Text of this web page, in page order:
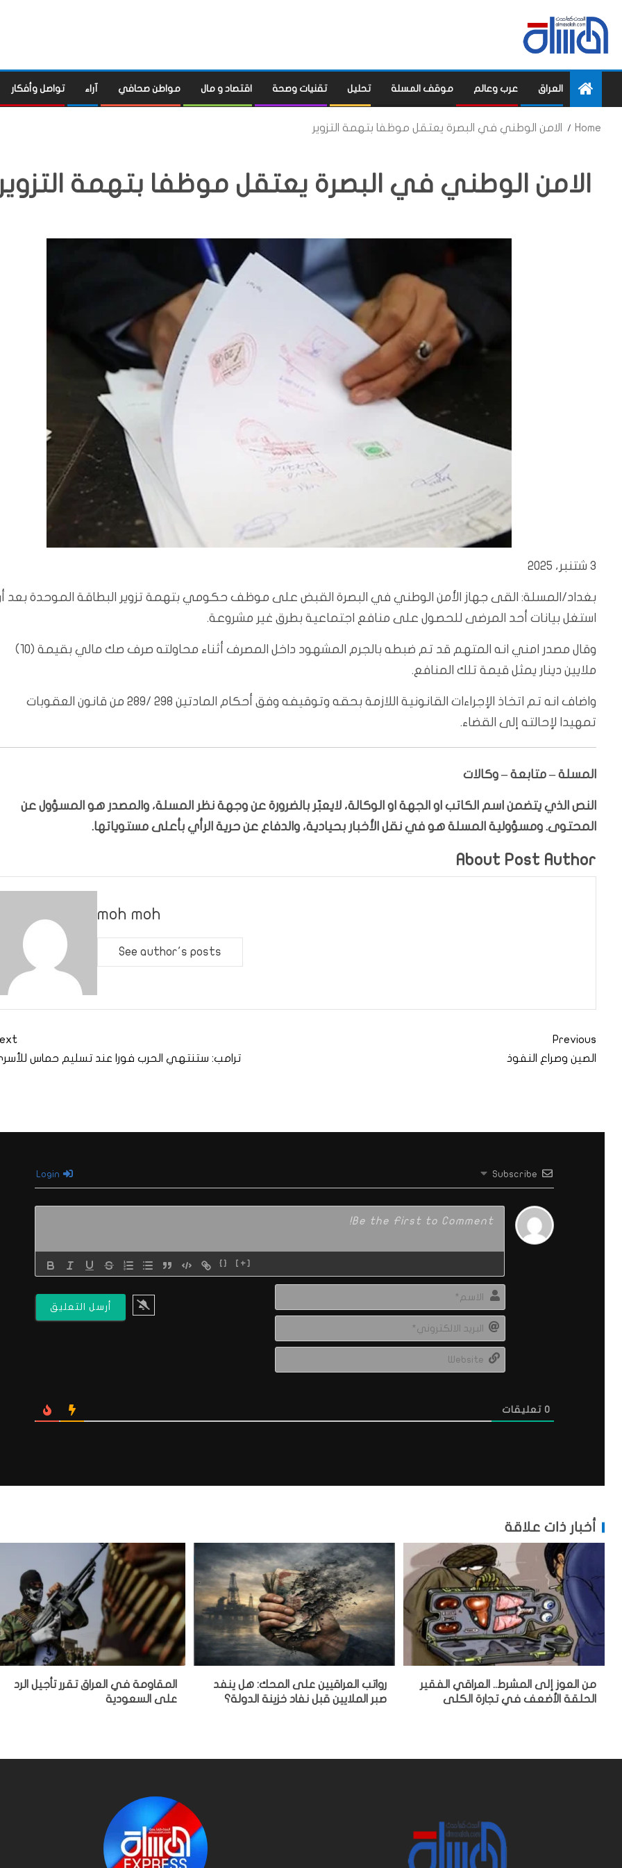
العراق عرب وعالم موقف المسلة تحليل تقنيات وصحة اقتصاد و مال مواطن صحافي آراء تواصل وأفكار
Home الامن الوطني في البصرة يعتقل موظفا بتهمة التزوير
الامن الوطني في البصرة يعتقل موظفا بتهمة
3 شتنبر، 2025
بغداد/المسلة: القى جهاز الأمن الوطني في البصرة القبض على موظف حكومي بتهمة تزوير البطاقة الموحدة بعد
استغل بيانات أحد المرضى للحصول على منافع اجتماعية بطرق غير مشروعة.
وقال مصدر امني انه المتهم قد تم ضبطه بالجرم المشهود داخل المصرف أثناء محاولته صرف صك مالي بقيمة (10)
ملايين دينار يمثل قيمة تلك المنافع.
واضاف انه تم اتخاذ الإجراءات القانونية اللازمة بحقه وتوقيفه وفق أحكام المادتين 298 /289 من قانون العقوبات
تمهيدا لإحالته إلى القضاء.
المسلة – متابعة – وكالات
النص الذي يتضمن اسم الكاتب او الجهة او الوكالة، لايعبّر بالضرورة عن وجهة نظر المسلة، والمصدر هو المسؤول عن
المحتوى. ومسؤولية المسلة هو في نقل الأخبار بحيادية، والدفاع عن حرية الرأي بأعلى مستوياتها.
About Post Author
moh moh
See author's posts
Previous
الصين وصراع النفوذ
ترامب: ستنتهي الحرب فورا عند تسليم حماس
Subscribe
{} [+]
0 تعليقات
أخبار ذات علاقة
من العوز إلى المشرط.. العراقي الفقير
الحلقة الأضعف في تجارة الكلى
رواتب العراقيين على المحك: هل ينفد
صبر الملايين قبل نفاد خزينة الدولة؟
المقاومة في العراق تقرر تأجيل الرد
على السعودية